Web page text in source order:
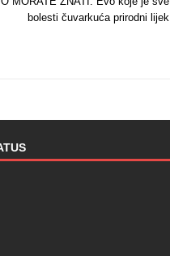
bolesti čuvarkuća prirodni lijek